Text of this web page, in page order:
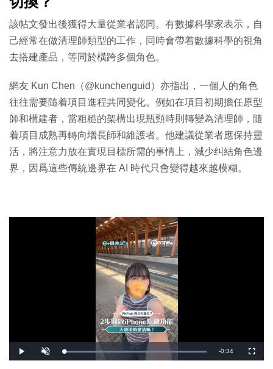
該帖文發出後獲得大量從業者認同。有數據科學家表示，自
己經常在做清理師類型的工作，同時會帶着數據科學的視角
去搭建產品，等同於橫跨多個角色。
網友 Kun Chen（@kunchenguid）亦指出，一個人的角色
往往需要隨着項目進程共同變化。例如在項目初期擔任原型
師和構建者，當粗糙的架構出現瓶頸時則轉變為清理師，隨
着項目成熟再轉向增長師和維護者。他建議從業者應保持靈
活，將注意力放在實現目標所需的事情上，減少纠結角色邊
界，因爲這些傳統邊界在 AI 時代只會變得越來越模糊。
播
放
開
啟
載
入
剩
-0:34
全
螢